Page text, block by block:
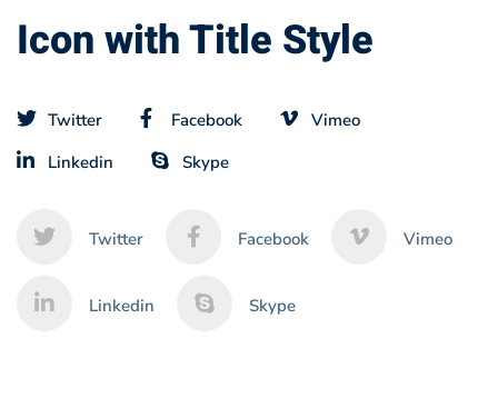
Icon with Title Style
Twitter Facebook
Vimeo
Linkedin
Skype
Twitter Facebook Vimeo
Linkedin Skype